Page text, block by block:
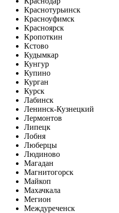
Краснотурьинск
Красноуфимск
Красноярск
Кропоткин
Кстово
Кудымкар
Кунгур
Купино
Курган
Курск
Лабинск
Ленинск-Кузнецкий
Лермонтов
Липецк
Лобня
Люберцы
Людиново
Магадан
Магнитогорск
Майкоп
Махачкала
Мегион
Междуреченск